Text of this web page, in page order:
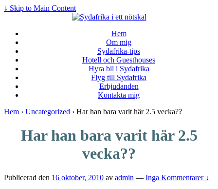
↓ Skip to Main Content
Hem
Om mig
Sydafrika-tips
Hotell och Guesthouses
Hyra bil i Sydafrika
Flyg till Sydafrika
Erbjudanden
Kontakta mig
Hem › Uncategorized › Har han bara varit här 2.5 vecka??
Har han bara varit här 2.5
vecka??
Publicerad den 16 oktober, 2010 av admin — Inga Kommentarer ↓